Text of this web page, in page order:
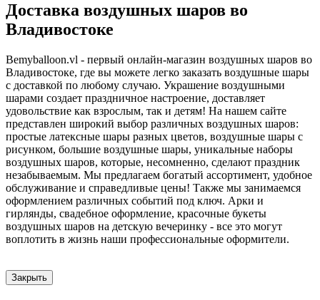
Доставка воздушных шаров во
Владивостоке
Bemyballoon.vl - первый онлайн-магазин воздушных шаров во
Владивостоке, где вы можете легко заказать воздушные шары
с доставкой по любому случаю. Украшение воздушными
шарами создает праздничное настроение, доставляет
удовольствие как взрослым, так и детям! На нашем сайте
представлен широкий выбор различных воздушных шаров:
простые латексные шары разных цветов, воздушные шары с
рисунком, большие воздушные шары, уникальные наборы
воздушных шаров, которые, несомненно, сделают праздник
незабываемым. Мы предлагаем богатый ассортимент, удобное
обслуживание и справедливые цены! Также мы занимаемся
оформлением различных событий под ключ. Арки и
гирлянды, свадебное оформление, красочные букеты
воздушных шаров на детскую вечеринку - все это могут
воплотить в жизнь наши профессиональные оформители.
Закрыть